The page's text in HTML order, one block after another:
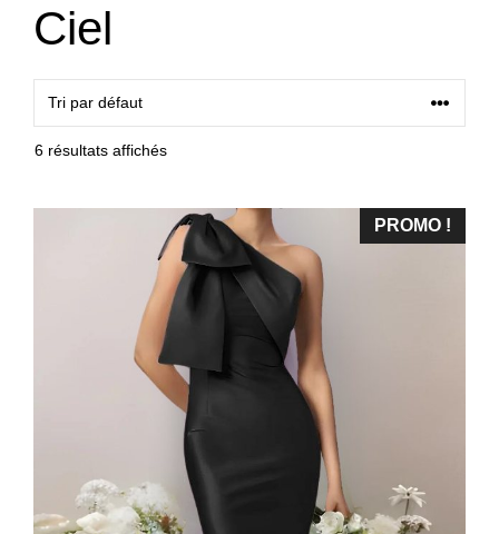
Ciel
6 résultats affichés
PROMO !